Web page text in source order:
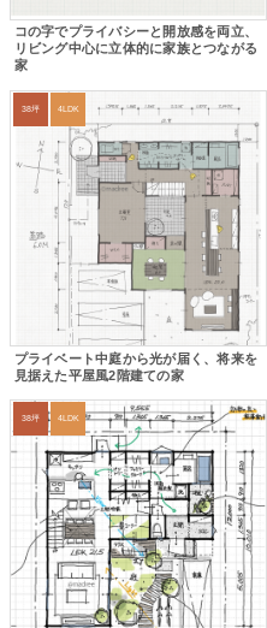
コの字でプライバシーと開放感を両立、
リビング中心に立体的に家族とつながる
家
38坪 4LDK
プライベート中庭から光が届く、将来を
見据えた平屋風2階建ての家
38坪 4LDK